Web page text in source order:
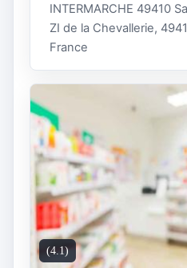
INTERMARCHE 49410
ZI de la Chevallerie,
France
(4.1)